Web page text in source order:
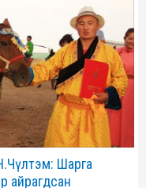
Шарга
айрагдсан